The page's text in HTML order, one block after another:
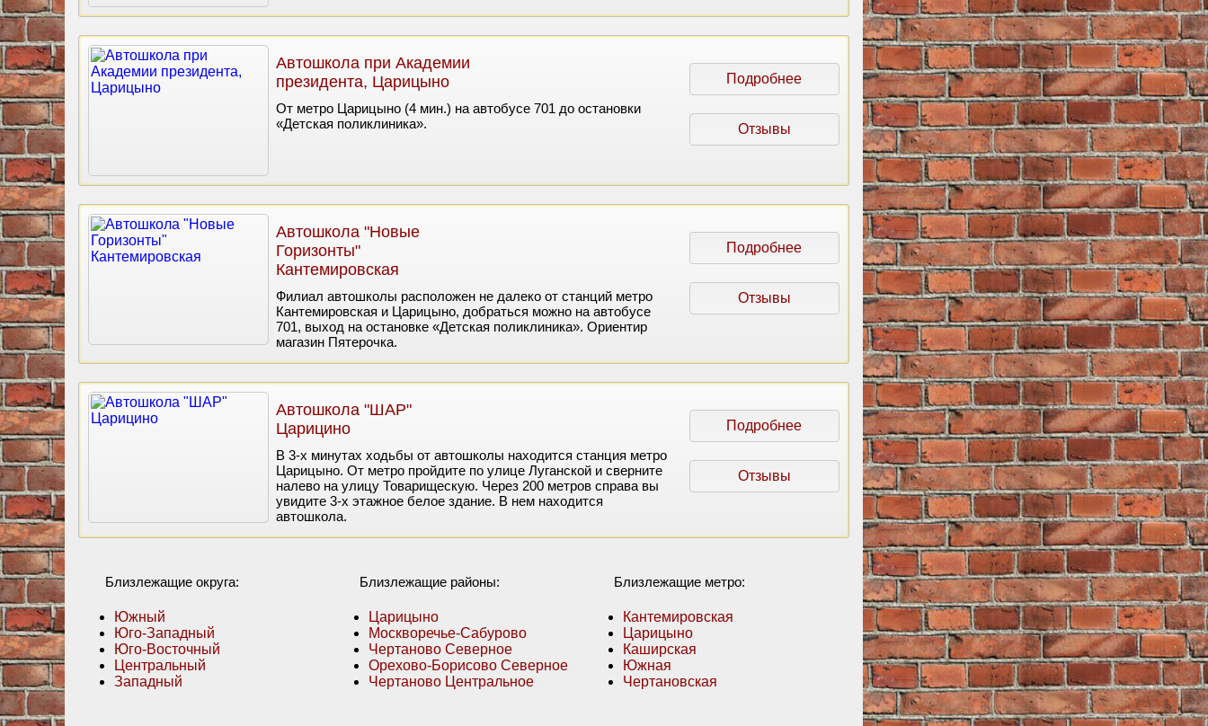
Автошкола при Академии
президента, Царицыно
От метро Царицыно (4 мин.) на автобусе 701 до остановки
«Детская поликлиника».
Подробнее
Отзывы
Автошкола "Новые
Горизонты"
Кантемировская
Филиал автошколы расположен не далеко от станций метро
Кантемировская и Царицыно, добраться можно на автобусе
701, выход на остановке «Детская поликлиника». Ориентир
магазин Пятерочка.
Подробнее
Отзывы
Автошкола "ШАР"
Царицино
В 3-х минутах ходьбы от автошколы находится станция метро
Царицыно. От метро пройдите по улице Луганской и сверните
налево на улицу Товарищескую. Через 200 метров справа вы
увидите 3-х этажное белое здание. В нем находится
автошкола.
Подробнее
Отзывы
Близлежащие округа:
Южный
Юго-Западный
Юго-Восточный
Центральный
Западный
Близлежащие районы:
Царицыно
Москворечье-Сабурово
Чертаново Северное
Орехово-Борисово Северное
Чертаново Центральное
Близлежащие метро:
Кантемировская
Царицыно
Каширская
Южная
Чертановская